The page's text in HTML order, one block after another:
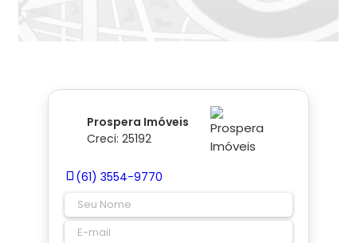
Prospera Imóveis
Creci: 25192
(61) 3554-9770